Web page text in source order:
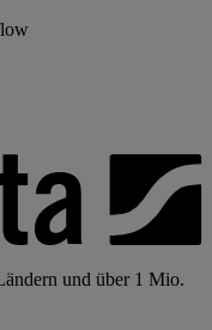
und über 1 Mio.